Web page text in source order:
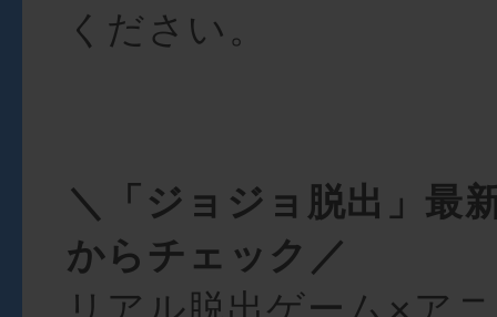
ください。
＼「ジョジョ脱出」最
からチェック／
リアル脱出ゲーム×ア